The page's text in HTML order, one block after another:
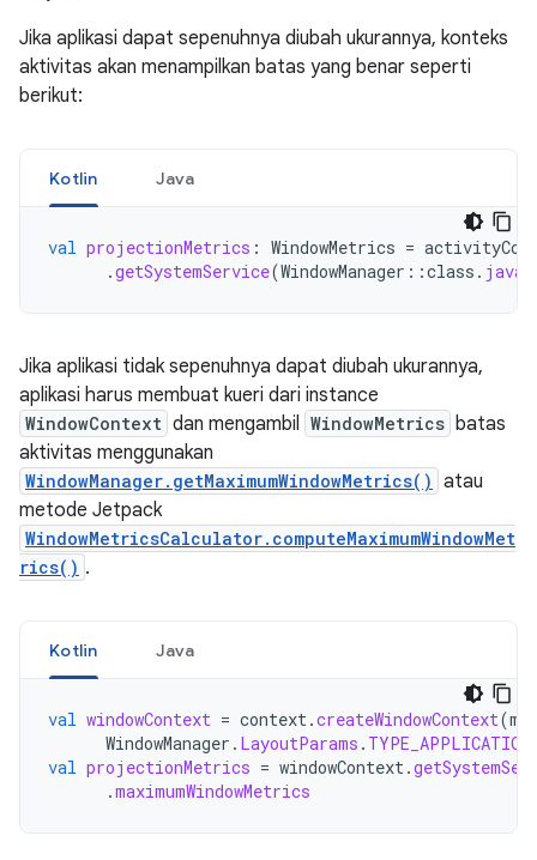
Jika aplikasi dapat sepenuhnya diubah ukurannya, konteks
aktivitas akan menampilkan batas yang benar seperti
berikut:
Kotlin Java
val projectionMetrics : WindowMetrics =
.getSystemService(WindowManager ::class . java
Jika aplikasi tidak sepenuhnya dapat diubah ukurannya,
aplikasi harus membuat kueri dari instance
WindowContext dan mengambil WindowMetrics batas
aktivitas menggunakan
WindowManager.getMaximumWindowMetrics() atau
metode Jetpack
WindowMetricsCalculator.computeMaximumWindowMet
rics() .
Kotlin Java
val windowContext = context.createWindowContext(
WindowManager . LayoutParams . TYPE_APPLICATION
val projectionMetrics = windowContext.
.maximumWindowMetrics